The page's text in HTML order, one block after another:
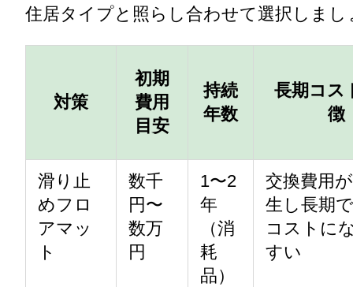
住居タイプと照らし合わせて選択しまし
対策
初期
費用
目安
持続
年数
長期コス
徴
滑り止
めフロ
アマッ
ト
数千
円〜
数万
円
1〜2
年
（消
耗
品）
交換費用
生し長期
コストに
すい